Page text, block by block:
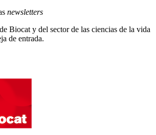
newsletters
Biocat y del sector de las ciencias de la vida
de entrada.